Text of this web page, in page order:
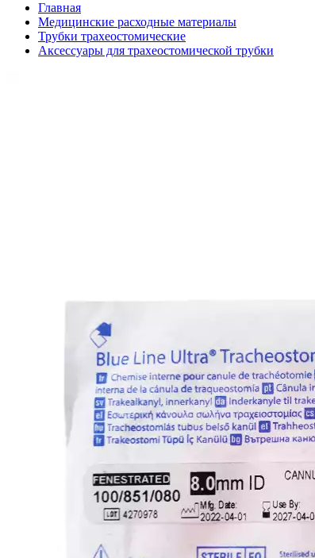
Главная
Медицинские расходные материалы
Трубки трахеостомические
Аксессуары для трахеостомической трубки